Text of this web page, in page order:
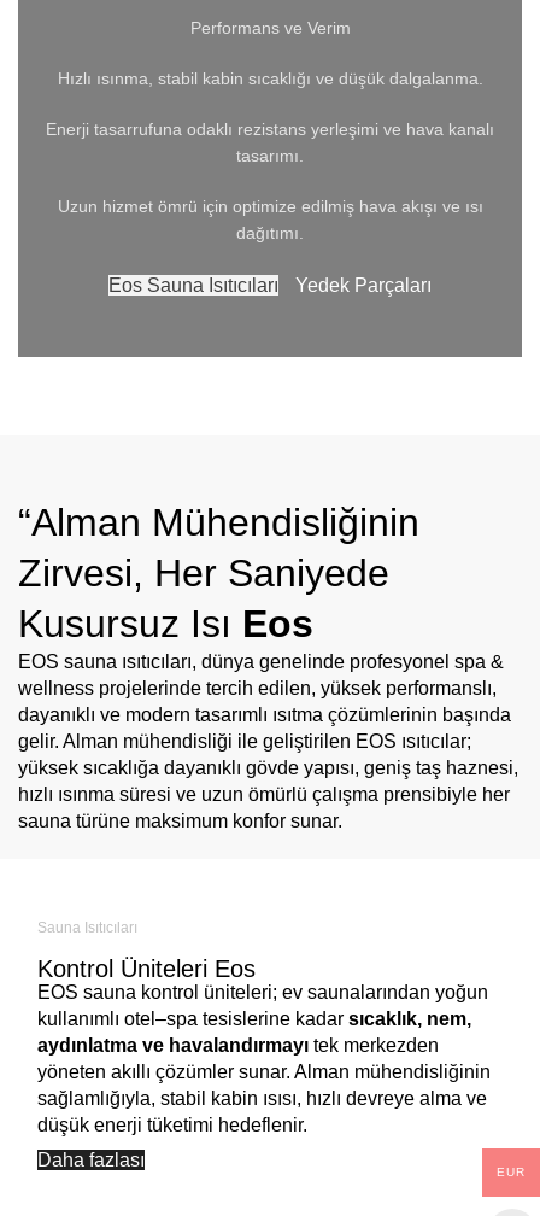
Performans ve Verim
Hızlı ısınma, stabil kabin sıcaklığı ve düşük dalgalanma.
Enerji tasarrufuna odaklı rezistans yerleşimi ve hava kanalı
tasarımı.
Uzun hizmet ömrü için optimize edilmiş hava akışı ve ısı
dağıtımı.
Eos Sauna Isıtıcıları Yedek Parçaları
“Alman Mühendisliğinin
Zirvesi, Her Saniyede
Kusursuz Isı Eos
EOS sauna ısıtıcıları, dünya genelinde profesyonel spa &
wellness projelerinde tercih edilen, yüksek performanslı,
dayanıklı ve modern tasarımlı ısıtma çözümlerinin başında
gelir. Alman mühendisliği ile geliştirilen EOS ısıtıcılar;
yüksek sıcaklığa dayanıklı gövde yapısı, geniş taş haznesi,
hızlı ısınma süresi ve uzun ömürlü çalışma prensibiyle her
sauna türüne maksimum konfor sunar.
Sauna Isıtıcıları
Kontrol Üniteleri Eos
EOS sauna kontrol üniteleri; ev saunalarından yoğun
kullanımlı otel–spa tesislerine kadarsıcaklık, nem,
aydınlatma ve havalandırmayı tek merkezden
yöneten akıllı çözümler sunar. Alman mühendisliğinin
sağlamlığıyla, stabil kabin ısısı, hızlı devreye alma ve
düşük enerji tüketimi hedeflenir.
Daha fazlası
EUR